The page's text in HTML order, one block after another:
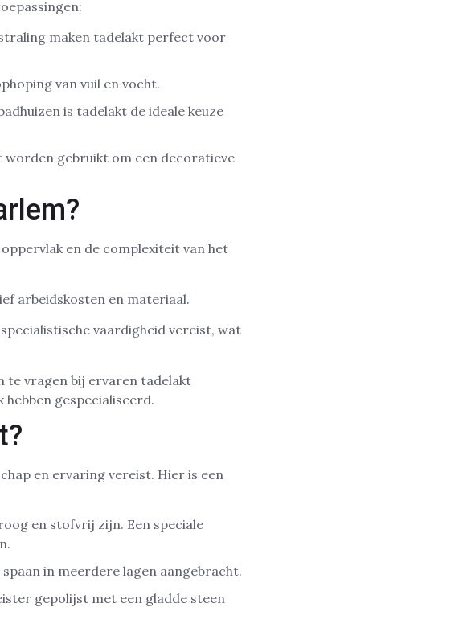
maken tadelakt perfect voor
van vuil en vocht.
is tadelakt de ideale keuze
worden gebruikt om een decoratieve
en de complexiteit van het
arbeidskosten en materiaal.
vaardigheid vereist, wat
te vragen bij ervaren tadelakt
gespecialiseerd.
en ervaring vereist. Hier is een
en stofvrij zijn. Een speciale
in meerdere lagen aangebracht.
gepolijst met een gladde steen